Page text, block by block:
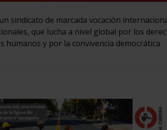
sindicato de marcada vocación
que lucha a nivel global por los
humanos y por la convivencia democrática